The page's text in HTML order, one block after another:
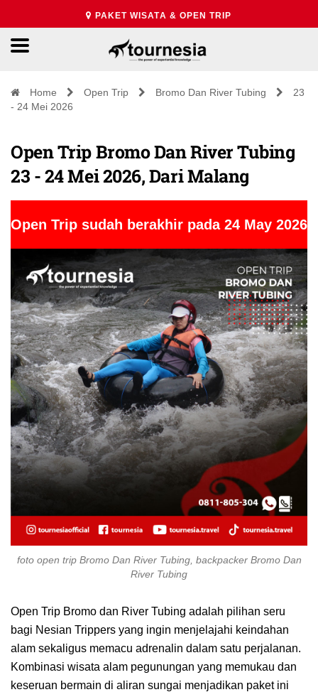
PAKET WISATA & OPEN TRIP
Home Open Trip Bromo Dan River Tubing
23
- 24 Mei 2026
Open Trip Bromo Dan River Tubing
23 - 24 Mei 2026, Dari Malang
Open Trip sudah berakhir pada 24 May 2026
foto open trip Bromo Dan River Tubing, backpacker Bromo Dan
River Tubing
Open Trip Bromo dan River Tubing adalah pilihan seru
bagi Nesian Trippers yang ingin menjelajahi keindahan
alam sekaligus memacu adrenalin dalam satu perjalanan.
Kombinasi wisata alam pegunungan yang memukau dan
keseruan bermain di aliran sungai menjadikan paket ini